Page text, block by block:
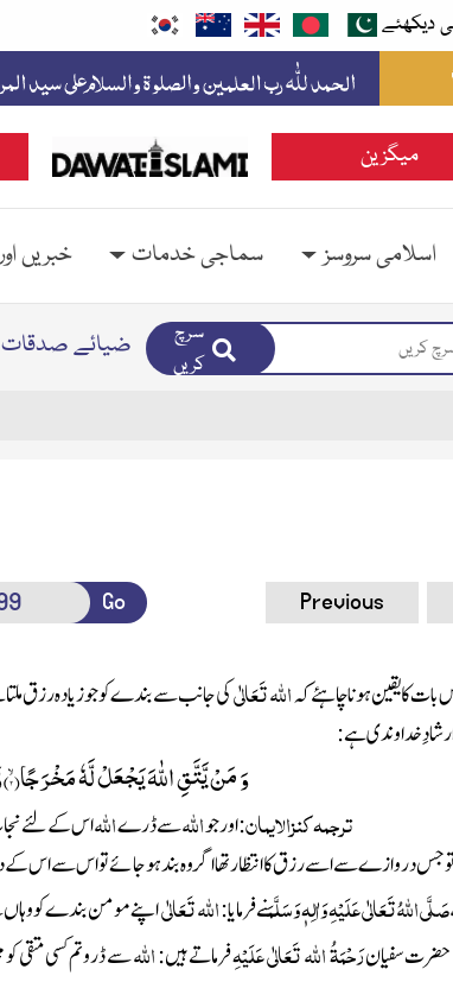
دیکھئے
میگزین
اسلامی سروسز سماجی خدمات خبریں
ضیائے صدقات
سرچ
کریں
Go Previous
بات کا یقین ہونا چاہئے کہاللہتَعَالٰیکی جانب سے بندے کو جو زیادہ رزق
خداوندی ہے :
وَ مَنْ یَّتَّقِ اللّٰهَ یَجْعَلْ لَّهٗ مَخْرَجًاۙ(۲
ترجمہ کنزالایمان: اور جواللہسے ڈرےاللہاس کے لئے
تو جس دروازے سے اسے رزق کا انتظار تھا اگر وہ بند ہوجائے تو اس سے اس کے
صَلَّی اللہُ تَعَالٰی عَلَیْہِ وَاٰلِہٖ وَسَلَّمَنے فرمایا :اللہتَعَالٰیاپنے مومن بندے کو
حضرت سفیانرَحْمَۃُ اللہ تَعَالٰی عَلَیْہِفرماتے ہیں :اللہسے ڈرو تم کسی متقی